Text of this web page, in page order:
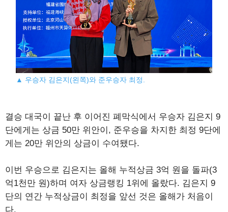
▲ 우승자 김은지(왼쪽)와 준우승자 최정.
결승 대국이 끝난 후 이어진 폐막식에서 우승자 김은지 9
단에게는 상금 50만 위안이, 준우승을 차지한 최정 9단에
게는 20만 위안의 상금이 수여됐다.
이번 우승으로 김은지는 올해 누적상금 3억 원을 돌파(3
억1천만 원)하며 여자 상금랭킹 1위에 올랐다. 김은지 9
단의 연간 누적상금이 최정을 앞선 것은 올해가 처음이
다.